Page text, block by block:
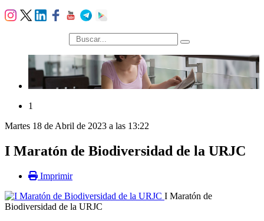
búsqueda
1
Martes 18 de Abril de 2023 a las 13:22
I Maratón de Biodiversidad de la URJC
Imprimir
I Maratón de
Biodiversidad de la URJC